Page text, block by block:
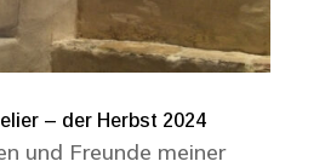
– der Herbst 2024
und Freunde meiner